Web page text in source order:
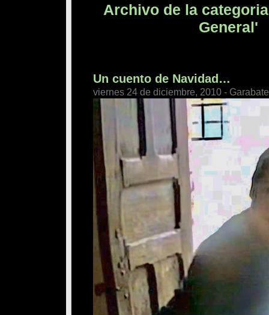
Archivo de la
General'
Un cuento de Navidad…
viernes 24 de diciembre, 2010 -